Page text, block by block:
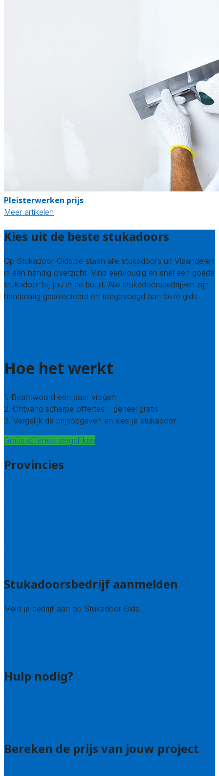
Pleisterwerken prijs
Meer artikelen
Kies uit de beste stukadoors
Op Stukadoor-Gids.be staan alle stukadoors uit Vlaanderen
in één handig overzicht. Vind eenvoudig en snel een goede
stukadoor bij jou in de buurt. Alle stukadoorsbedrijven zijn
handmatig geselecteerd en toegevoegd aan deze gids.
Hoe het werkt
1. Beantwoord een paar vragen
2. Ontvang scherpe offertes – geheel gratis
3. Vergelijk de prijsopgaven en kies je stukadoor
Gratis offertes vergelijken
Provincies
Stukadoorsbedrijf aanmelden
Meld je bedrijf aan op Stukadoor Gids.
Hulp nodig?
Bereken de prijs van jouw project